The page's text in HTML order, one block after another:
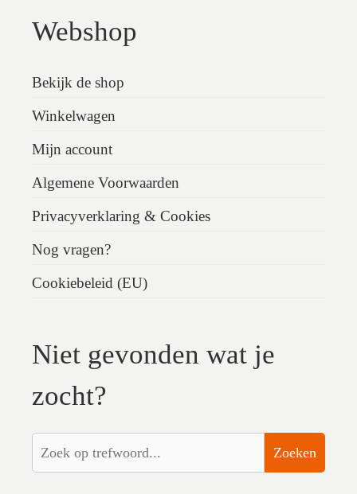
Webshop
Bekijk de shop
Winkelwagen
Mijn account
Algemene Voorwaarden
Privacyverklaring & Cookies
Nog vragen?
Cookiebeleid (EU)
Niet gevonden wat je
zocht?
Zoeken